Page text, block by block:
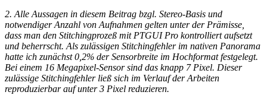
2. Alle Aussagen in diesem Beitrag bzgl. Stereo-Basis und
notwendiger Anzahl von Aufnahmen gelten unter der Prämisse,
dass man den Stitchingprozeß mit PTGUI Pro kontrolliert aufsetzt
und beherrscht. Als zulässigen Stitchingfehler im nativen Panorama
hatte ich zunächst 0,2% der Sensorbreite im Hochformat festgelegt.
Bei einem 16 Megapixel-Sensor sind das knapp 7 Pixel. Dieser
zulässige Stitchingfehler ließ sich im Verlauf der Arbeiten
reproduzierbar auf unter 3 Pixel reduzieren.